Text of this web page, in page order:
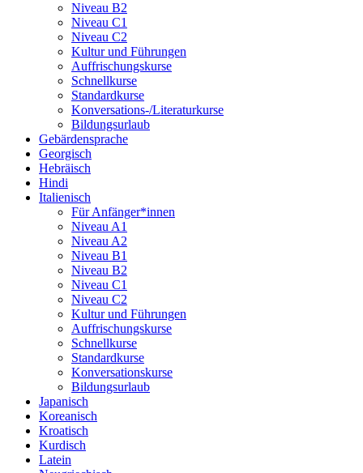
Niveau B2
Niveau C1
Niveau C2
Kultur und Führungen
Auffrischungskurse
Schnellkurse
Standardkurse
Konversations-/Literaturkurse
Bildungsurlaub
Gebärdensprache
Georgisch
Hebräisch
Hindi
Italienisch
Für Anfänger*innen
Niveau A1
Niveau A2
Niveau B1
Niveau B2
Niveau C1
Niveau C2
Kultur und Führungen
Auffrischungskurse
Schnellkurse
Standardkurse
Konversationskurse
Bildungsurlaub
Japanisch
Koreanisch
Kroatisch
Kurdisch
Latein